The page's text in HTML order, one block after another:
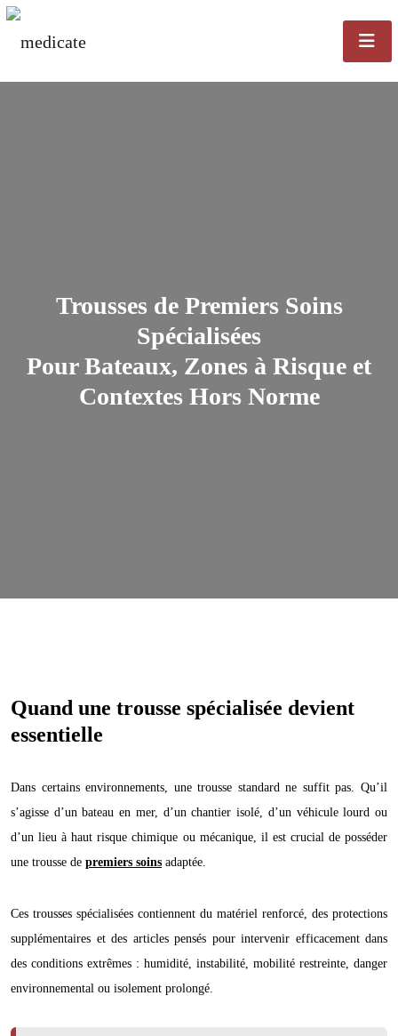
Trousses de Premiers Soins
Spécialisées
Pour Bateaux, Zones à Risque et
Contextes Hors Norme
Quand une trousse spécialisée devient
essentielle
Dans certains environnements, une trousse standard ne suffit pas. Qu’il
s’agisse d’un bateau en mer, d’un chantier isolé, d’un véhicule lourd ou
d’un lieu à haut risque chimique ou mécanique, il est crucial de posséder
une trousse de premiers soins adaptée.
Ces trousses spécialisées contiennent du matériel renforcé, des protections
supplémentaires et des articles pensés pour intervenir efficacement dans
des conditions extrêmes : humidité, instabilité, mobilité restreinte, danger
environnemental ou isolement prolongé.